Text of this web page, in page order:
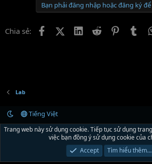
Bạn phải đăng nhập hoặc đăng ký
Chia sẻ: FacebookX (Twitter)
LinkedIn
Reddit Pinterest
Lab
Tiếng Việt
Liên hệ
Quy định và Nội quy Chính sách bảo
Community platform by XenForo® © 2010-2024 XenForo
Xenforo Theme © by ©XenTR
Trang web này sử dụng cookie. Tiếp tục sử dụng
việc bạn đồng ý sử dụng cookie của
Accept
Tìm hiểu